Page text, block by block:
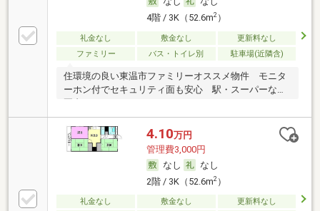
4階 / 3K（52.6m2）
礼金なし 敷金なし
更新料なし
ファミリー
バス・トイレ別 駐車場(近隣含)
住環境の良い東温市ファミリーオススメ物件 モニタ
ーホン付でセキュリティ面も安心 駅・スーパーなど
圏内
4.10万円
管理費3,000円
なし
なし
2階 / 3K（52.6m2）
礼金なし 敷金なし
更新料なし